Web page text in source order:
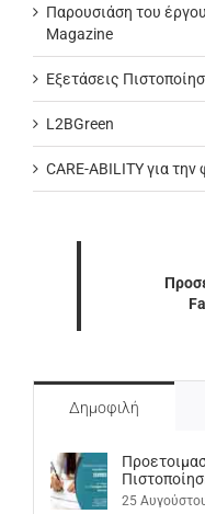
Παρουσιάση του
Magazine
Εξετάσεις
L2BGreen
CARE-ABILITY για
Δημοφιλή
25